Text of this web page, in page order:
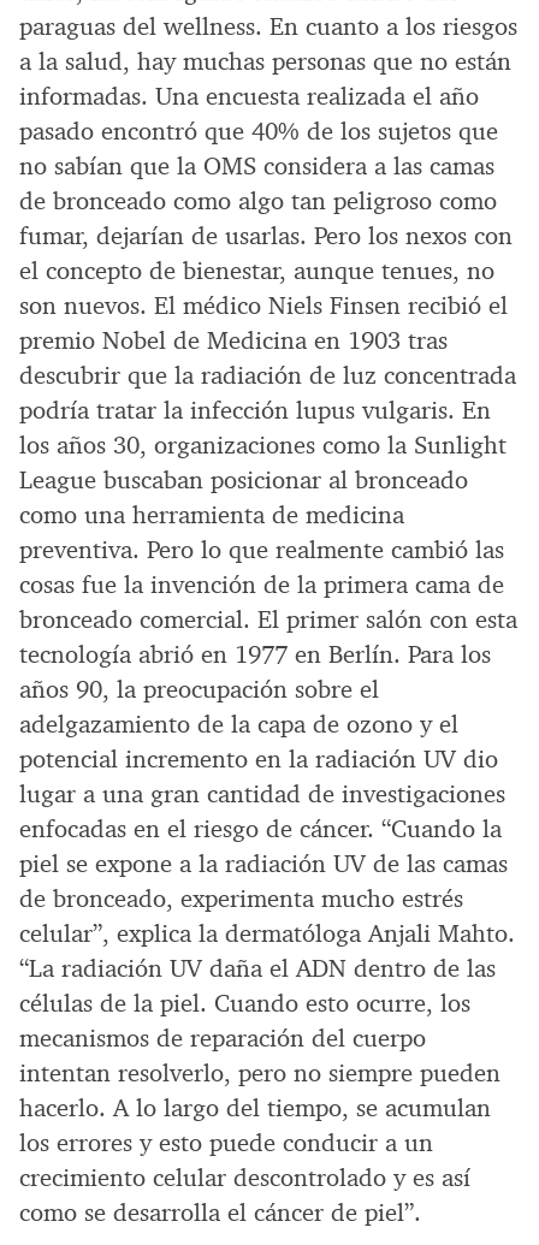
paraguas del wellness. En cuanto a los riesgos
a la salud, hay muchas personas que no están
informadas. Una encuesta realizada el año
pasado encontró que 40% de los sujetos que
no sabían que la OMS considera a las camas
de bronceado como algo tan peligroso como
fumar, dejarían de usarlas. Pero los nexos con
el concepto de bienestar, aunque tenues, no
son nuevos. El médico Niels Finsen recibió el
premio Nobel de Medicina en 1903 tras
descubrir que la radiación de luz concentrada
podría tratar la infección lupus vulgaris. En
los años 30, organizaciones como la Sunlight
League buscaban posicionar al bronceado
como una herramienta de medicina
preventiva. Pero lo que realmente cambió las
cosas fue la invención de la primera cama de
bronceado comercial. El primer salón con esta
tecnología abrió en 1977 en Berlín. Para los
años 90, la preocupación sobre el
adelgazamiento de la capa de ozono y el
potencial incremento en la radiación UV dio
lugar a una gran cantidad de investigaciones
enfocadas en el riesgo de cáncer. “Cuando la
piel se expone a la radiación UV de las camas
de bronceado, experimenta mucho estrés
celular”, explica la dermatóloga Anjali Mahto.
“La radiación UV daña el ADN dentro de las
células de la piel. Cuando esto ocurre, los
mecanismos de reparación del cuerpo
intentan resolverlo, pero no siempre pueden
hacerlo. A lo largo del tiempo, se acumulan
los errores y esto puede conducir a un
crecimiento celular descontrolado y es así
como se desarrolla el cáncer de piel”.